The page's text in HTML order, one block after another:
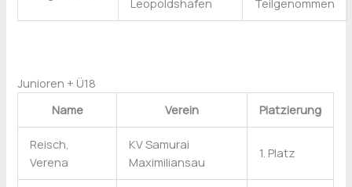
Junioren + Ü18
Name
Verein Platzierung
Reisch,
Verena
KV Samurai
Maximiliansau
1. Platz